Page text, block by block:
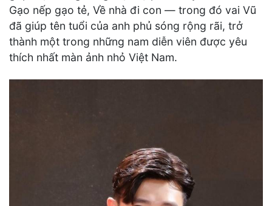
Gạo nếp gạo tẻ, Về nhà đi con — trong đó vai Vũ
đã giúp tên tuổi của anh phủ sóng rộng rãi, trở
thành một trong những nam diễn viên được yêu
thích nhất màn ảnh nhỏ Việt Nam.